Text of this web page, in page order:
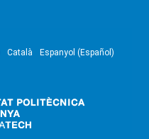
Català Espanyol (Español)